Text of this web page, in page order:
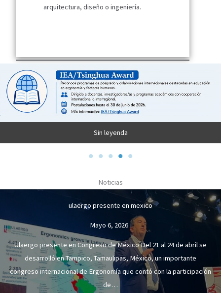
arquitectura, diseño o ingeniería.
Sin leyenda
Noticias
ulaergo presente en mexico
Mayo 6, 2026
Ulaergo presente en Congreso de México Del 21 al 24 de abril se
desarrolló en Tampico, Tamaulipas, México, un importante
congreso internacional de Ergonomía que contó con la participación
de…